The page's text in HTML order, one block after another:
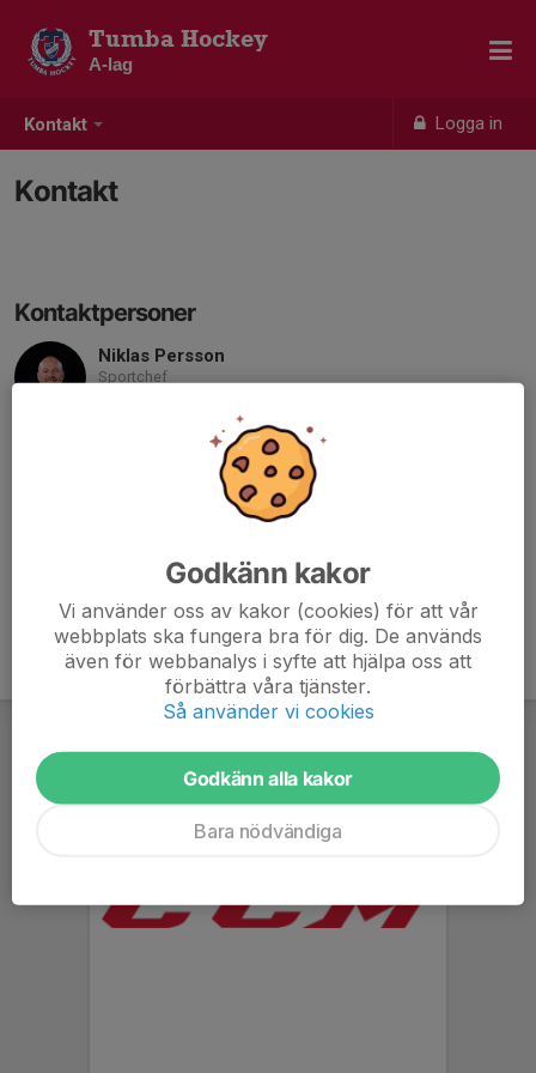
Kontakt Logga in
Tumba Hockey
A-lag
Kontakt
Kontaktpersoner
Niklas Persson
Sportchef
niklas.persson@tumbahockey.se
Christer Carlsson
rawachrister@gmail.com
Godkänn kakor
Vi använder oss av kakor (cookies) för att vår
webbplats ska fungera bra för dig. De används
även för webbanalys i syfte att hjälpa oss att
förbättra våra tjänster.
Så använder vi cookies
Godkänn alla kakor
Bara nödvändiga